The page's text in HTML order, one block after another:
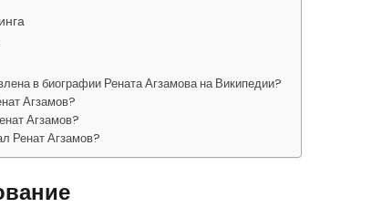
в биографии Рената Агзамова на Википедии?
Агзамов?
Агзамов?
Ренат Агзамов?